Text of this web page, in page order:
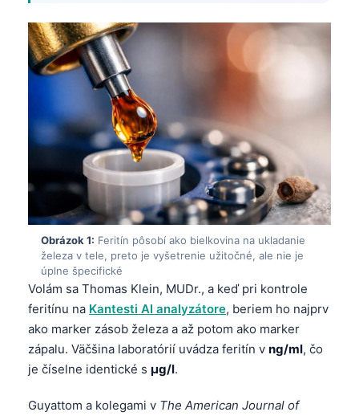
Obrázok 1: Feritín pôsobí ako bielkovina na ukladanie
železa v tele, preto je vyšetrenie užitočné, ale nie je
úplne špecifické
Volám sa Thomas Klein, MUDr., a keď pri kontrole
feritínu na Kantesti AI analyzátore, beriem ho najprv
ako marker zásob železa a až potom ako marker
zápalu. Väčšina laboratórií uvádza feritín v ng/ml, čo
je číselne identické s µg/l.
Guyattom a kolegami v The American Journal of